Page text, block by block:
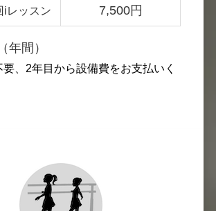
iレッスン 7,500円
年間）
、2年目から設備費をお支払いく